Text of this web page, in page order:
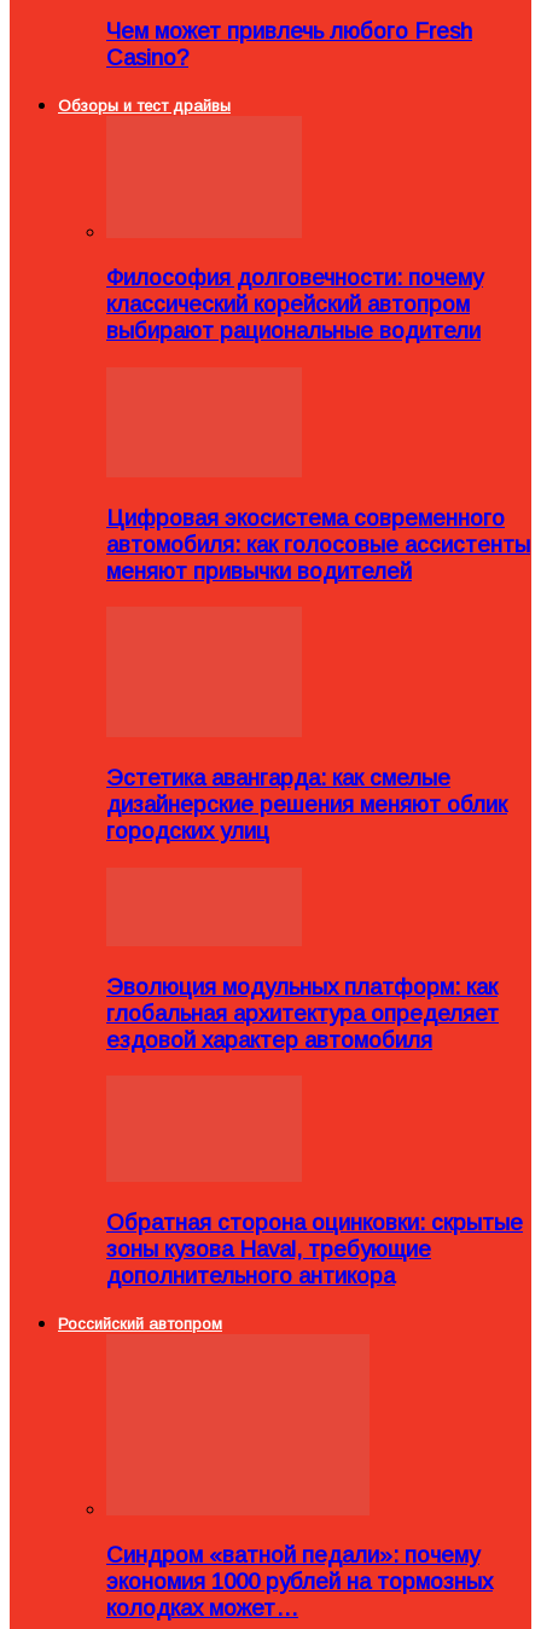
Чем может привлечь любого Fresh
Casino?
Обзоры и тест драйвы
Философия долговечности: почему
классический корейский автопром
выбирают рациональные водители
Цифровая экосистема современного
автомобиля: как голосовые ассистенты
меняют привычки водителей
Эстетика авангарда: как смелые
дизайнерские решения меняют облик
городских улиц
Эволюция модульных платформ: как
глобальная архитектура определяет
ездовой характер автомобиля
Обратная сторона оцинковки: скрытые
зоны кузова Haval, требующие
дополнительного антикора
Российский автопром
Синдром «ватной педали»: почему
экономия 1000 рублей на тормозных
колодках может…